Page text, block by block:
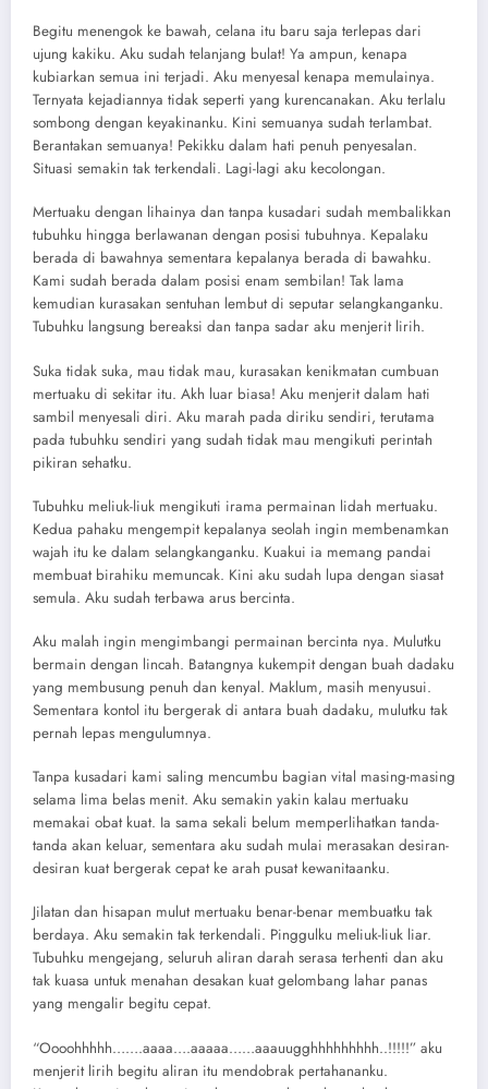
Begitu menengok ke bawah, celana itu baru saja terlepas dari
ujung kakiku. Aku sudah telanjang bulat! Ya ampun, kenapa
kubiarkan semua ini terjadi. Aku menyesal kenapa memulainya.
Ternyata kejadiannya tidak seperti yang kurencanakan. Aku terlalu
sombong dengan keyakinanku. Kini semuanya sudah terlambat.
Berantakan semuanya! Pekikku dalam hati penuh penyesalan.
Situasi semakin tak terkendali. Lagi-lagi aku kecolongan.
Mertuaku dengan lihainya dan tanpa kusadari sudah membalikkan
tubuhku hingga berlawanan dengan posisi tubuhnya. Kepalaku
berada di bawahnya sementara kepalanya berada di bawahku.
Kami sudah berada dalam posisi enam sembilan! Tak lama
kemudian kurasakan sentuhan lembut di seputar selangkanganku.
Tubuhku langsung bereaksi dan tanpa sadar aku menjerit lirih.
Suka tidak suka, mau tidak mau, kurasakan kenikmatan cumbuan
mertuaku di sekitar itu. Akh luar biasa! Aku menjerit dalam hati
sambil menyesali diri. Aku marah pada diriku sendiri, terutama
pada tubuhku sendiri yang sudah tidak mau mengikuti perintah
pikiran sehatku.
Tubuhku meliuk-liuk mengikuti irama permainan lidah mertuaku.
Kedua pahaku mengempit kepalanya seolah ingin membenamkan
wajah itu ke dalam selangkanganku. Kuakui ia memang pandai
membuat birahiku memuncak. Kini aku sudah lupa dengan siasat
semula. Aku sudah terbawa arus bercinta.
Aku malah ingin mengimbangi permainan bercinta nya. Mulutku
bermain dengan lincah. Batangnya kukempit dengan buah dadaku
yang membusung penuh dan kenyal. Maklum, masih menyusui.
Sementara kontol itu bergerak di antara buah dadaku, mulutku tak
pernah lepas mengulumnya.
Tanpa kusadari kami saling mencumbu bagian vital masing-masing
selama lima belas menit. Aku semakin yakin kalau mertuaku
memakai obat kuat. Ia sama sekali belum memperlihatkan tanda-
tanda akan keluar, sementara aku sudah mulai merasakan desiran-
desiran kuat bergerak cepat ke arah pusat kewanitaanku.
Jilatan dan hisapan mulut mertuaku benar-benar membuatku tak
berdaya. Aku semakin tak terkendali. Pinggulku meliuk-liuk liar.
Tubuhku mengejang, seluruh aliran darah serasa terhenti dan aku
tak kuasa untuk menahan desakan kuat gelombang lahar panas
yang mengalir begitu cepat.
“Oooohhhhh…….aaaa….aaaaa……aaauugghhhhhhhhh..!!!!!” aku
menjerit lirih begitu aliran itu mendobrak pertahananku.